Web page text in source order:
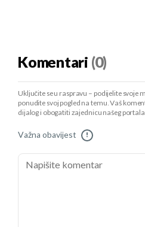
Komentari (0)
Uključite se u raspravu – podijelite svoje
ponudite svoj pogled na temu. Vaš
dijalog i obogatiti zajednicu našeg
Važna obavijest !